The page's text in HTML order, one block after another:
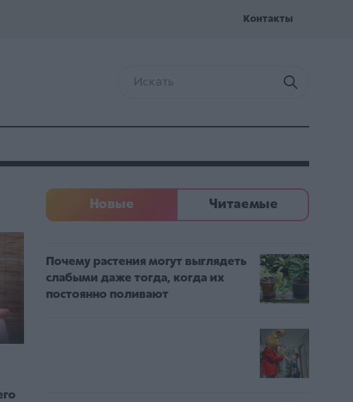
Kонтакты
Новые Читаемые
Почему растения могут выглядеть
слабыми даже тогда, когда их
постоянно поливают